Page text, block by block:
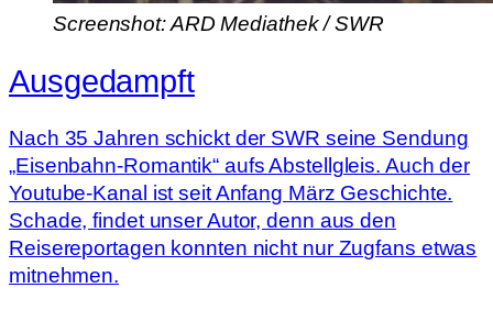
Screenshot: ARD Mediathek / SWR
Ausgedampft
Nach 35 Jahren schickt der SWR seine Sendung
„Eisenbahn-Romantik“ aufs Abstellgleis. Auch der
Youtube-Kanal ist seit Anfang März Geschichte.
Schade, findet unser Autor, denn aus den
Reisereportagen konnten nicht nur Zugfans etwas
mitnehmen.